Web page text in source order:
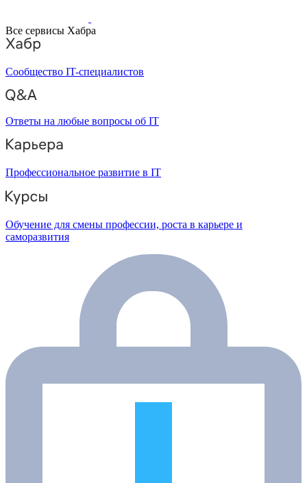
Все сервисы Хабра
Сообщество IT-специалистов
Ответы на любые вопросы об IT
Профессиональное развитие в IT
Обучение для смены профессии, роста в карьере и
саморазвития